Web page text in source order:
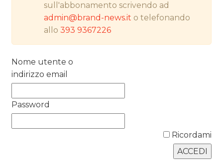
DATI
RICERCHE
NORMATIVE
sull'abbonamento scrivendo ad
admin@brand-news.it o telefonando
allo393 9367226
Nome utente o
indirizzo email
Password
Ricordami